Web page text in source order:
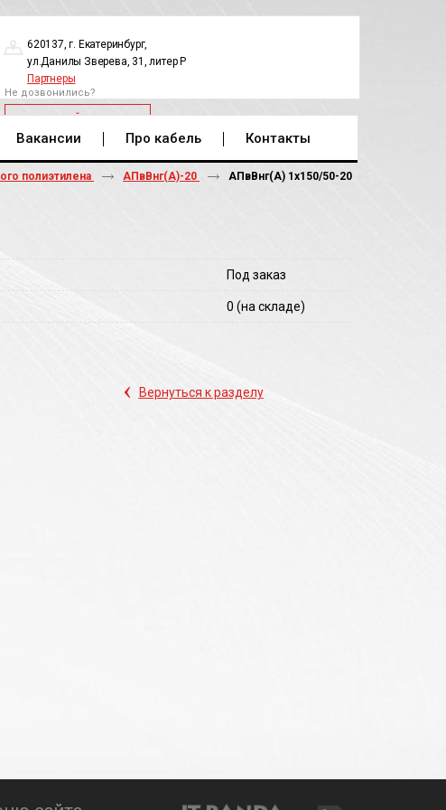
620137, г. Екатеринбург,
ул.Данилы Зверева, 31, литер Р
Партнеры
Не дозвонились?
ОБРАТНЫЙ ЗВОНОК
Вакансии Про кабель Контакты
полиэтилена АПвВнг(A)-20 АПвВнг(A) 1х150/50-20
Под заказ
0 (на складе)
‹ Вернуться к разделу